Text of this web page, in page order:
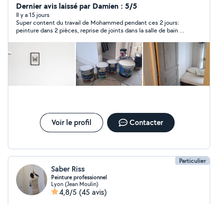
rapidement en période de forte chaleur _Camion
disponible pour transport et livraison de meubles et
matériel. Montage et démontage de mobilier (cuisines,
armoires, lits, tables). Services de peinture et plomberie
intérieure Avec des petits travaux _ Intervention rapide
_Travail propre et soigné _Prix raisonnables Disponible
rapidement. N'hésitez pas à me contacter.
Dernier avis laissé par Damien : 5/5
Il y a 15 jours
Super content du travail de Mohammed pendant ces 2 jours:
peinture dans 2 pièces, reprise de joints dans la salle de bain et
Voir le profil Contacter
Particulier
Saber Riss
Peinture professionnel
Lyon (Jean Moulin)
4,8/5 (45 avis)